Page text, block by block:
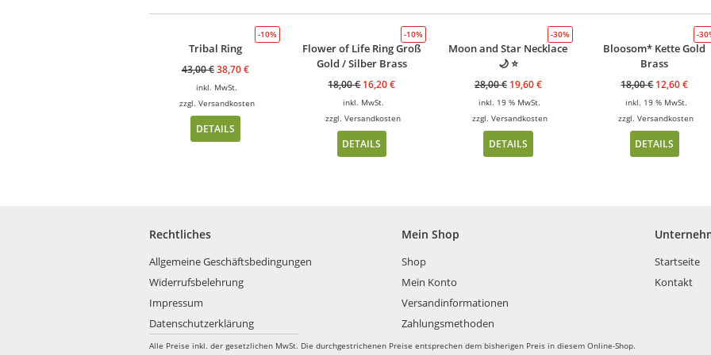
-10%
Tribal Ring
43,00€38,70€
inkl. MwSt.
zzgl. Versandkosten
DETAILS
-10%
Flower of Life Ring Groß
Gold / Silber Brass
18,00€ 16,20€
inkl. MwSt.
zzgl.Versandkosten
DETAILS
-30%
Moon and Star Necklace
🌙 ⭐️
28,00€ 19,60€
inkl. 19 % MwSt.
zzgl. Versandkosten
DETAILS
-
Bloosom* Kette Gold
Brass
18,00€ 12,60€
inkl. 19 % MwSt.
zzgl.Versandkosten
DETAILS
Rechtliches
Allgemeine Geschäftsbedingungen
Widerrufsbelehrung
Impressum
Datenschutzerklärung
Mein Shop
Shop
Mein Konto
Versandinformationen
Zahlungsmethoden
Startseite
Kontakt
Alle Preise inkl. der gesetzlichen MwSt. Die durchgestrichenen Preise entsprechen dem bisherigen Preis in diesem Online-Shop.